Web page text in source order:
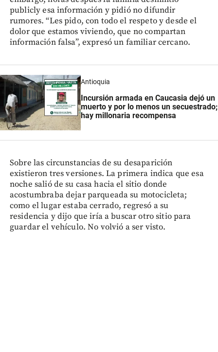
publicly esa información y pidió no difundir
rumores. “Les pido, con todo el respeto y desde el
dolor que estamos viviendo, que no compartan
información falsa”, expresó un familiar cercano.
Antioquia
Incursión armada en Caucasia dejó un
muerto y por lo menos un secuestrado;
hay millonaria recompensa
Sobre las circunstancias de su desaparición
existieron tres versiones. La primera indica que esa
noche salió de su casa hacia el sitio donde
acostumbraba dejar parqueada su motocicleta;
como el lugar estaba cerrado, regresó a su
residencia y dijo que iría a buscar otro sitio para
guardar el vehículo. No volvió a ser visto.